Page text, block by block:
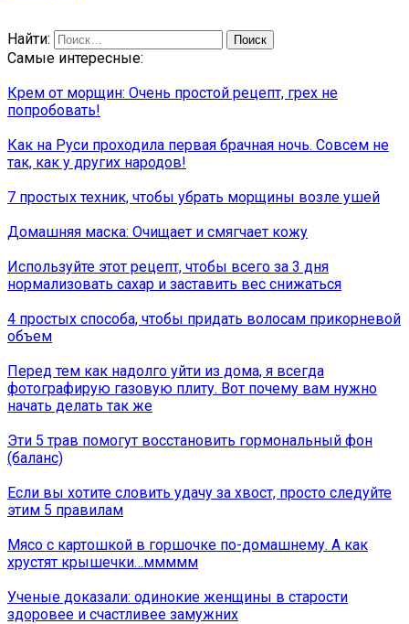
Найти:
Самые интересные:
Крем от морщин: Очень простой рецепт, грех не
попробовать!
Как на Руси проходила первая брачная ночь. Совсем не
так, как у других народов!
7 простых техник, чтобы убрать морщины возле ушей
Домашняя маска: Очищает и смягчает кожу
Используйте этот рецепт, чтобы всего за 3 дня
нормализовать сахар и заставить вес снижаться
4 простых способа, чтобы придать волосам прикорневой
объем
Перед тем как надолго уйти из дома, я всегда
фотографирую газовую плиту. Вот почему вам нужно
начать делать так же
Эти 5 трав помогут восстановить гормональный фон
(баланс)
Если вы хотите словить удачу за хвост, просто следуйте
этим 5 правилам
Мясо с картошкой в горшочке по-домашнему. А как
хрустят крышечки…ммммм
Ученые доказали: одинокие женщины в старости
здоровее и счастливее замужних